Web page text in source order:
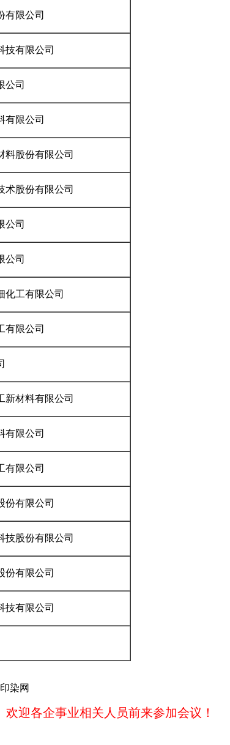
有限公司
技有限公司
公司
有限公司
料股份有限公司
术股份有限公司
公司
公司
化工有限公司
有限公司
新材料有限公司
有限公司
有限公司
份有限公司
技股份有限公司
份有限公司
技有限公司
染网
欢迎各企事业相关人员前来参加会议！